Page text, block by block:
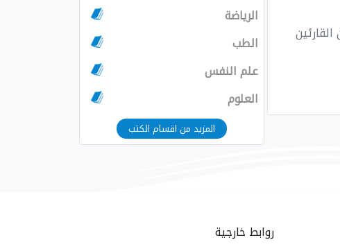
الرياضة
الطب
علم النفس
العلوم
المزيد من اقسام الكتب
روابط خارجية